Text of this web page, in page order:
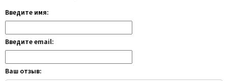
Введите имя:
Введите email:
Ваш отзыв: